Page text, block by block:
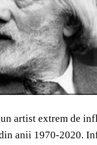
artist extrem de
anii 1970-2020.